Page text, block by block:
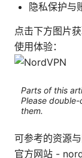
隐私保护与
点击下方图片
使用体验：
Parts of this
Please
them.
可参考的资源
官方网站 -